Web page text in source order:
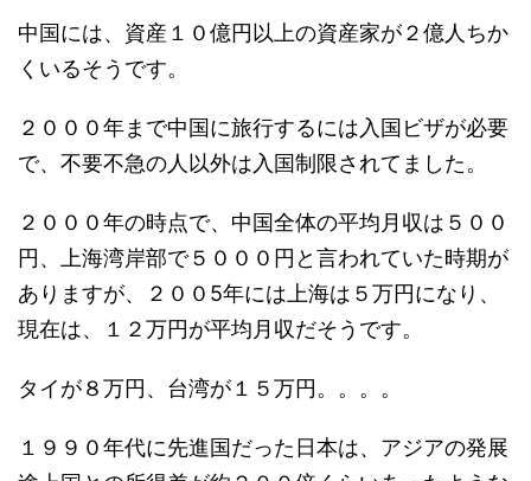
中国には、資産１０億円以上の資産家が２億人ちか
くいるそうです。
２０００年まで中国に旅行するには入国ビザが必要
で、不要不急の人以外は入国制限されてました。
２０００年の時点で、中国全体の平均月収は５００
円、上海湾岸部で５０００円と言われていた時期が
ありますが、２００5年には上海は５万円になり、
現在は、１２万円が平均月収だそうです。
タイが８万円、台湾が１５万円。。。。
１９９０年代に先進国だった日本は、アジアの発展